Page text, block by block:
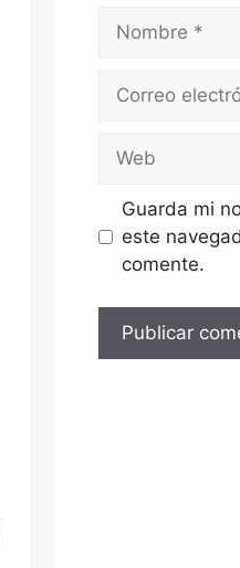
Nombre
Correo
Web
Guarda mi
este
comente.